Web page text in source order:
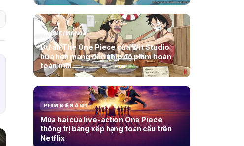
ANIME/MANGA
Dự án The One Piece của Wit Studio
hứa hẹn mang đến nhịp độ phim hoàn
toàn mới
PHIM ĐIỆN ẢNH
Mùa hai của live-action One Piece
thống trị bảng xếp hạng toàn cầu trên
Netflix